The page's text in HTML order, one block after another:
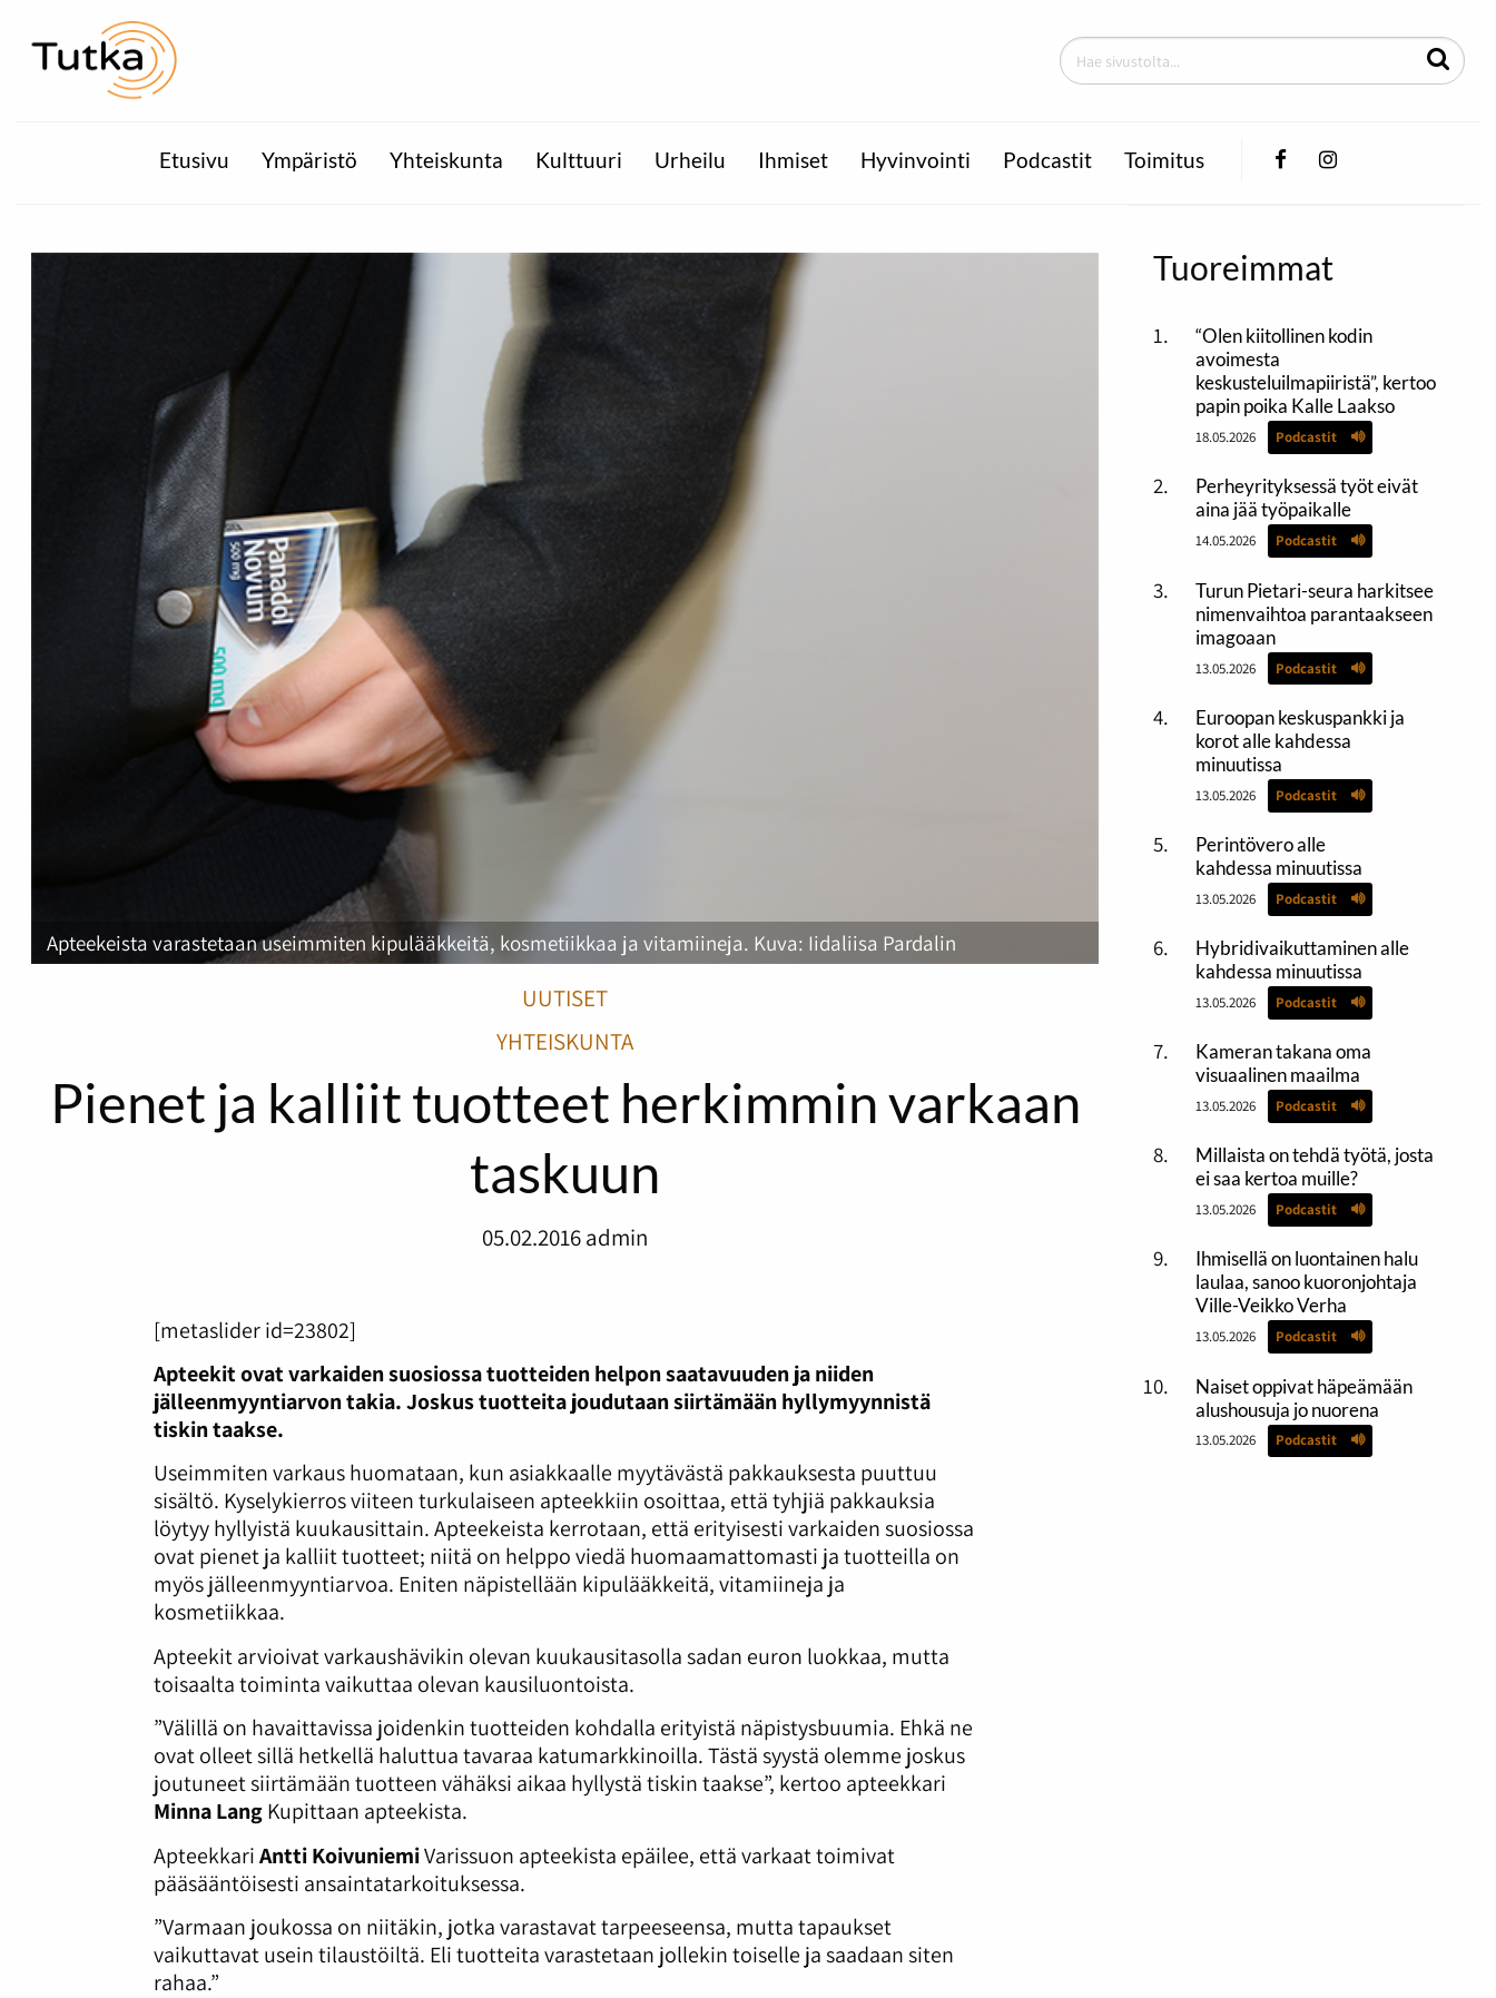
Etusivu Ympäristö Yhteiskunta Kulttuuri Urheilu Ihmiset Hyvinvointi Podcastit Toimitus FacebookInstagram
Apteekeista varastetaan useimmiten kipulääkkeitä, kosmetiikkaa ja vitamiineja. Kuva: Iidaliisa Pardalin
UUTISET
YHTEISKUNTA
Pienet ja kalliit tuotteet herkimmin varkaan
taskuun
05.02.2016admin
[metaslider id=23802]
Apteekit ovat varkaiden suosiossa tuotteiden helpon saatavuuden ja niiden
jälleenmyyntiarvon takia. Joskus tuotteita joudutaan siirtämään hyllymyynnistä
tiskin taakse.
Useimmiten varkaus huomataan, kun asiakkaalle myytävästä pakkauksesta puuttuu
sisältö. Kyselykierros viiteen turkulaiseen apteekkiin osoittaa, että tyhjiä pakkauksia
löytyy hyllyistä kuukausittain. Apteekeista kerrotaan, että erityisesti varkaiden suosiossa
ovat pienet ja kalliit tuotteet; niitä on helppo viedä huomaamattomasti ja tuotteilla on
myös jälleenmyyntiarvoa. Eniten näpistellään kipulääkkeitä, vitamiineja ja
kosmetiikkaa.
Apteekit arvioivat varkaushävikin olevan kuukausitasolla sadan euron luokkaa, mutta
toisaalta toiminta vaikuttaa olevan kausiluontoista.
”Välillä on havaittavissa joidenkin tuotteiden kohdalla erityistä näpistysbuumia. Ehkä ne
ovat olleet sillä hetkellä haluttua tavaraa katumarkkinoilla. Tästä syystä olemme joskus
joutuneet siirtämään tuotteen vähäksi aikaa hyllystä tiskin taakse”, kertoo apteekkari
Minna LangKupittaan apteekista.
ApteekkariAntti KoivuniemiVarissuon apteekista epäilee, että varkaat toimivat
pääsääntöisesti ansaintatarkoituksessa.
”Varmaan joukossa on niitäkin, jotka varastavat tarpeeseensa, mutta tapaukset
vaikuttavat usein tilaustöiltä. Eli tuotteita varastetaan jollekin toiselle ja saadaan siten
rahaa.”
Tuoreimmat
“Olen kiitollinen kodin
avoimesta
keskusteluilmapiiristä”, kertoo
papin poika Kalle Laakso
18.05.2026 Podcastit
Perheyrityksessä työt eivät
aina jää työpaikalle
14.05.2026 Podcastit
Turun Pietari-seura harkitsee
nimenvaihtoa parantaakseen
imagoaan
13.05.2026 Podcastit
Euroopan keskuspankki ja
korot alle kahdessa
minuutissa
13.05.2026 Podcastit
Perintövero alle
kahdessa minuutissa
13.05.2026 Podcastit
Hybridivaikuttaminen alle
kahdessa minuutissa
13.05.2026 Podcastit
Kameran takana oma
visuaalinen maailma
13.05.2026 Podcastit
Millaista on tehdä työtä, josta
ei saa kertoa muille?
13.05.2026 Podcastit
Ihmisellä on luontainen halu
laulaa, sanoo kuoronjohtaja
Ville-Veikko Verha
13.05.2026 Podcastit
Naiset oppivat häpeämään
alushousuja jo nuorena
13.05.2026 Podcastit